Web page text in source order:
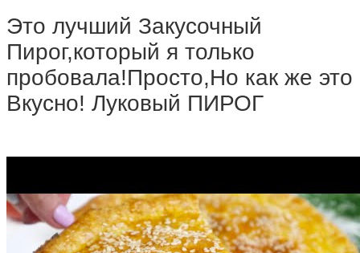
Это лучший Закусочный
Пирог,который я только
пробовала!Просто,Но как же это
Вкусно! Луковый ПИРОГ